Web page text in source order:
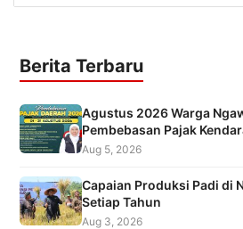
Berita Terbaru
Agustus 2026 Warga
Pembebasan Pajak
Aug 5, 2026
Capaian Produksi Padi di
Setiap Tahun
Aug 3, 2026